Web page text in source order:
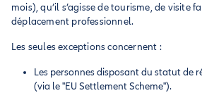
mois), qu’il s’agisse de tourisme, de visite
déplacement professionnel.
Les seules exceptions concernent :
Les personnes disposant du statut de
(via le "EU Settlement Scheme").